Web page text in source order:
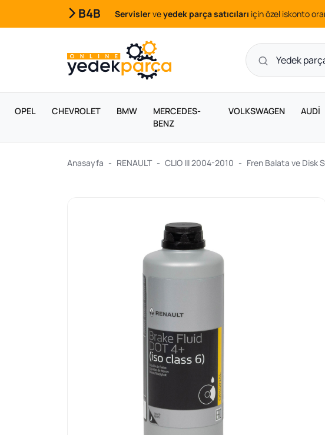
B4B Servislerveyedek parça satıcıları için özel iskonto
OPEL CHEVROLET BMW
MERCEDES-
BENZ
VOLKSWAGEN AUDİ
Anasayfa RENAULT CLIO III 2004-2010 Fren Balata ve Disk